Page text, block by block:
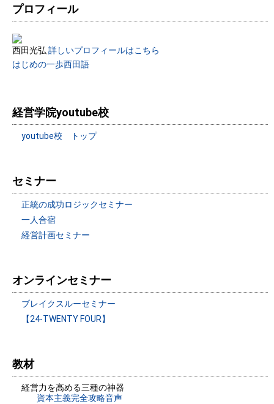
プロフィール
西田光弘 詳しいプロフィールはこちら
はじめの一歩西田語
経営学院youtube校
youtube校 トップ
セミナー
正統の成功ロジックセミナー
一人合宿
経営計画セミナー
オンラインセミナー
ブレイクスルーセミナー
【24-TWENTY FOUR】
教材
経営力を高める三種の神器
資本主義完全攻略音声